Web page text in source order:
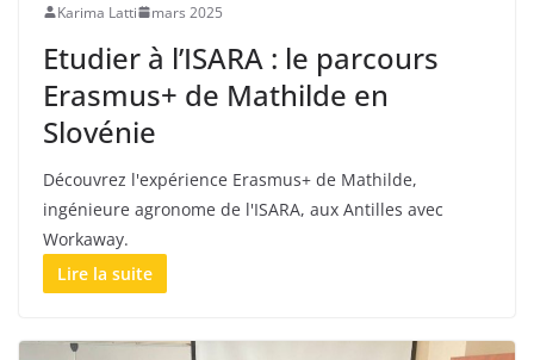
Karima Latti mars 2025
Etudier à l’ISARA : le parcours
Erasmus+ de Mathilde en
Slovénie
Découvrez l'expérience Erasmus+ de Mathilde,
ingénieure agronome de l'ISARA, aux Antilles avec
Workaway.
Lire la suite